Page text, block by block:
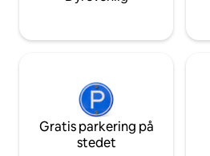
Gratis parkering på
stedet